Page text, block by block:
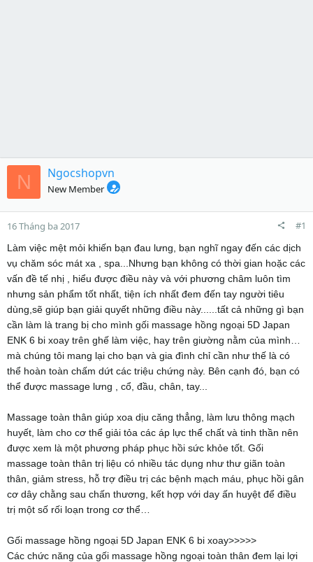
N Ngocshopvn
New Member
16 Tháng ba 2017 #1
Làm việc mệt mỏi khiến bạn đau lưng, bạn nghĩ ngay đến các dịch
vụ chăm sóc mát xa , spa...Nhưng bạn không có thời gian hoặc các
vấn đề tế nhị , hiểu được điều này và với phương châm luôn tìm
nhưng sản phẩm tốt nhất, tiện ích nhất đem đến tay người tiêu
dùng,sẽ giúp bạn giải quyết những điều này......tất cả những gì bạn
cần làm là trang bị cho mình gối massage hồng ngoại 5D Japan
ENK 6 bi xoay trên ghế làm việc, hay trên giường nằm của mình…
mà chúng tôi mang lại cho bạn và gia đình chỉ cần như thế là có
thể hoàn toàn chấm dứt các triệu chứng này. Bên cạnh đó, bạn có
thể được massage lưng , cổ, đầu, chân, tay...
Massage toàn thân giúp xoa dịu căng thẳng, làm lưu thông mạch
huyết, làm cho cơ thể giải tỏa các áp lực thể chất và tinh thần nên
được xem là một phương pháp phục hồi sức khỏe tốt. Gối
massage toàn thân trị liệu có nhiều tác dụng như thư giãn toàn
thân, giảm stress, hỗ trợ điều trị các bệnh mạch máu, phục hồi gân
cơ dây chằng sau chấn thương, kết hợp với day ấn huyệt để điều
trị một số rối loạn trong cơ thể…
Gối massage hồng ngoại 5D Japan ENK 6 bi xoay>>>>>
Các chức năng của gối massage hồng ngoại toàn thân đem lại lợi